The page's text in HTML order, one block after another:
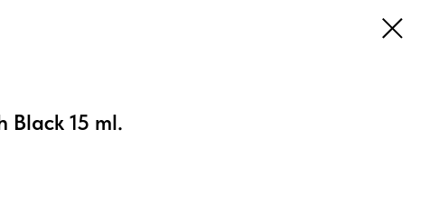
Black 15 ml.